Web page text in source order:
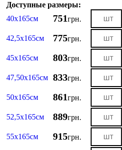
Доступные размеры:
40х165см
751грн.
42,5х165см 775грн.
45х165см 803грн.
47,50х165см 833грн.
50х165см 861грн.
52,5х165см 889грн.
55х165см 915грн.